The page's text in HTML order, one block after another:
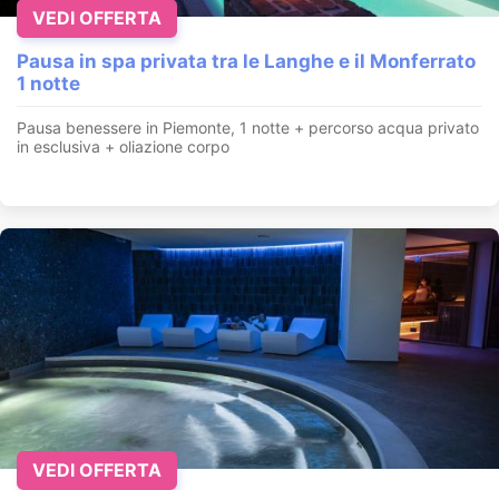
Pausa in spa privata tra le Langhe e il Monferrato
1 notte
Pausa benessere in Piemonte, 1 notte + percorso acqua privato
in esclusiva + oliazione corpo
VEDI OFFERTA
VEDI OFFERTA